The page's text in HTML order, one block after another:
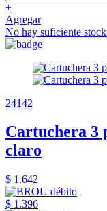
+
Agregar
No hay suficiente
24142
Cartuchera 3
claro
$ 1.642
$ 1.396